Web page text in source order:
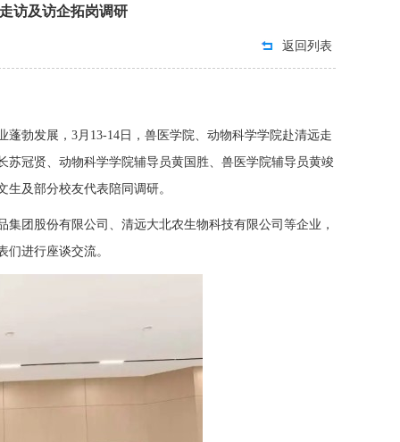
访及访企拓岗调研
返回列表
勃发展，3月13-14日，兽医学院、动物科学学院赴清远走
冠贤、动物科学学院辅导员黄国胜、兽医学院辅导员黄竣
及部分校友代表陪同调研。
团股份有限公司、清远大北农生物科技有限公司等企业，
进行座谈交流。